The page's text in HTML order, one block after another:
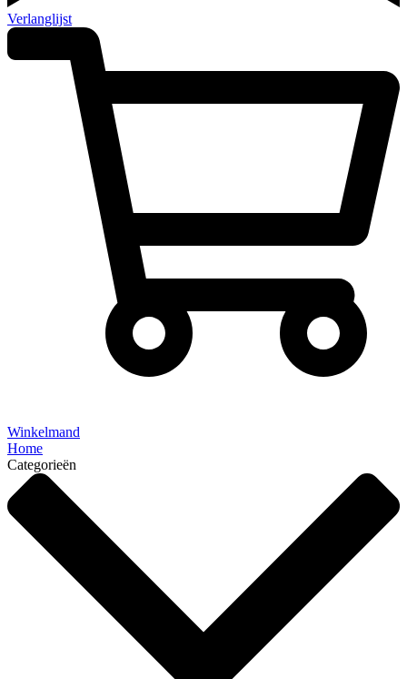
Verlanglijst
Winkelmand
Home
Categorieën